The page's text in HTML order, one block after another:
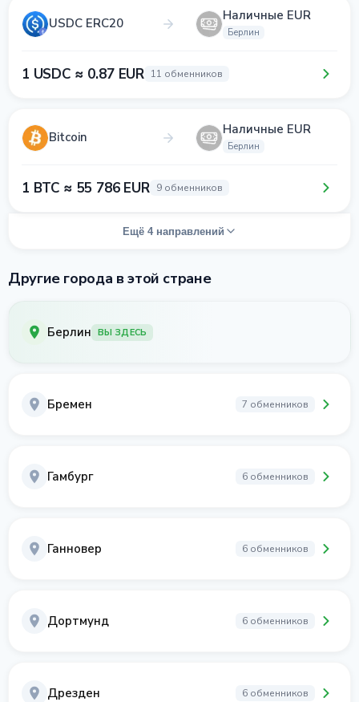
USDC ERC20 Наличные EUR
Берлин
1 USDC ≈ 0.87 EUR 11 обменников
Bitcoin Наличные EUR
Берлин
1 BTC ≈ 55 786 EUR 9 обменников
Ещё 4 направлений
Другие города в этой стране
Берлин ВЫ ЗДЕСЬ
Бремен 7 обменников
Гамбург 6 обменников
Ганновер 6 обменников
Дортмунд 6 обменников
Дрезден 6 обменников